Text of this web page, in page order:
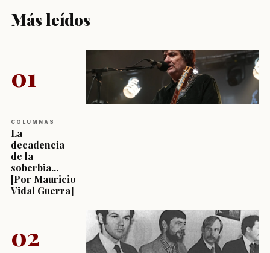
Más leídos
01
COLUMNAS
La
decadencia
de la
soberbia...
[Por Mauricio
Vidal Guerra]
02